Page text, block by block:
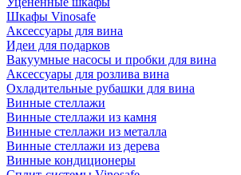
Шкафы Vinosafe
Аксессуары для вина
Идеи для подарков
Вакуумные насосы и пробки для вина
Аксессуары для розлива вина
Охладительные рубашки для вина
Винные стеллажи
Винные стеллажи из камня
Винные стеллажи из металла
Винные стеллажи из дерева
Винные кондиционеры